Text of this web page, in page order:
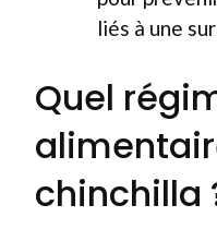
liés à une
Quel
chinchilla